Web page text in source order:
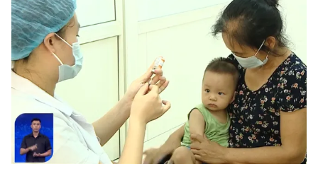
VTV9
Liên hệ tòa soạn English
THỜI BÁO VTV